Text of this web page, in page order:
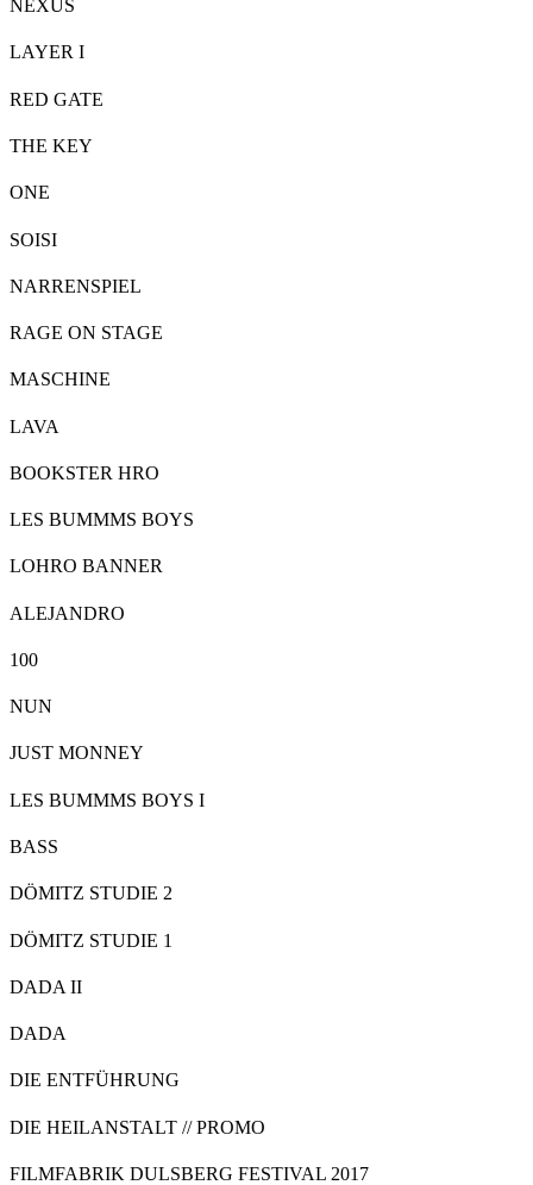
NEXUS
LAYER I
RED GATE
THE KEY
ONE
SOISI
NARRENSPIEL
RAGE ON STAGE
MASCHINE
LAVA
BOOKSTER HRO
LES BUMMMS BOYS
LOHRO BANNER
ALEJANDRO
100
NUN
JUST MONNEY
LES BUMMMS BOYS I
BASS
DÖMITZ STUDIE 2
DÖMITZ STUDIE 1
DADA II
DADA
DIE ENTFÜHRUNG
DIE HEILANSTALT // PROMO
FILMFABRIK DULSBERG FESTIVAL 2017